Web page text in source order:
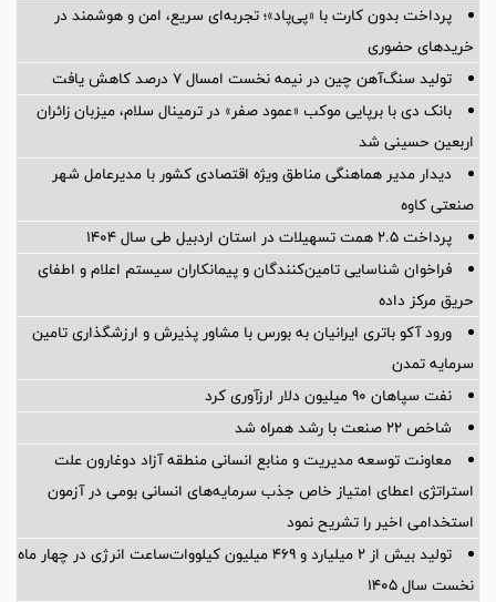
پرداخت بدون کارت با «پی‌پاد»؛ تجربه‌ای سریع، امن و هوشمند در
خریدهای حضوری
تولید سنگ‌آهن چین در نیمه نخست امسال ۷ درصد کاهش یافت
بانک دی با برپایی موکب «عمود صفر» در ترمینال سلام، میزبان زائران
اربعین حسینی شد
دیدار مدیر هماهنگی مناطق ویژه اقتصادی کشور با مدیرعامل شهر
صنعتی کاوه
پرداخت ۲.۵ همت تسهیلات در استان اردبیل طی سال ۱۴۰۴
فراخوان شناسایی تامین‌کنندگان و پیمانکاران سیستم اعلام و اطفای
حریق مرکز داده
ورود آکو باتری ایرانیان به بورس با مشاور پذیرش و ارزشگذاری تامین
سرمایه تمدن
نفت سپاهان ۹۰ میلیون دلار ارزآوری کرد
شاخص ۲۲ صنعت با رشد همراه شد
معاونت توسعه مدیریت و منابع انسانی منطقه آزاد دوغارون علت
استراتژی اعطای امتیاز خاص جذب سرمایه‌های انسانی بومی در آزمون
استخدامی اخیر را تشریح نمود
تولید بیش از ۲ میلیارد و ۴۶۹ میلیون کیلووات‌ساعت انرژی در چهار ماه
نخست سال ۱۴۰۵